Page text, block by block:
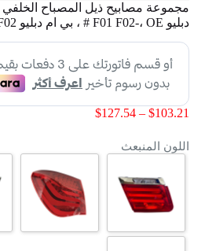
مجموعة مصابيح ذيل المصباح
دبليو F01 F02-، OE # ، بي ام دبليو F01 F02-، من جديد
$103.21
–
$127.54
اللون المنبعث